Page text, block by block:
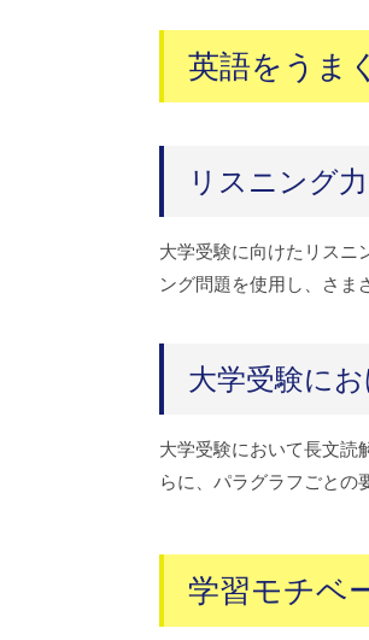
英語をうま
リスニング
大学受験に向けたリスニ
ング問題を使用し、さま
大学受験に
大学受験において長文読
らに、パラグラフごとの
学習モチベ